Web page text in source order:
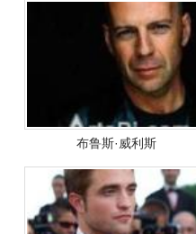
布鲁斯·威利斯